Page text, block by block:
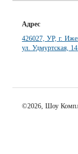
Адрес
426027, УР, г.
ул. Удмуртская,
©2026, Шоу